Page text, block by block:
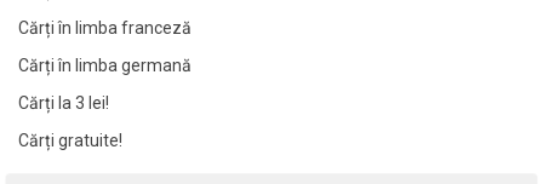
Al James
Al. Philippide
Al James
Al. Philippide
Cărți în limba franceză
Cărți în limba germană
Cărți la 3 lei!
Cărți gratuite!